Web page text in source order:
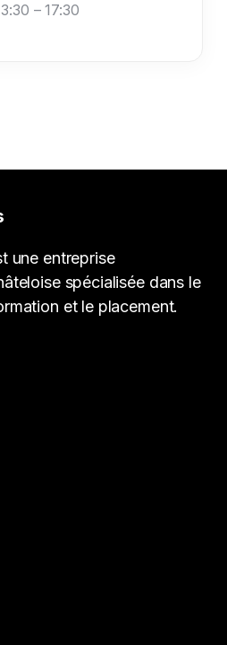
– 17:30
une entreprise
spécialisée dans le
et le placement.